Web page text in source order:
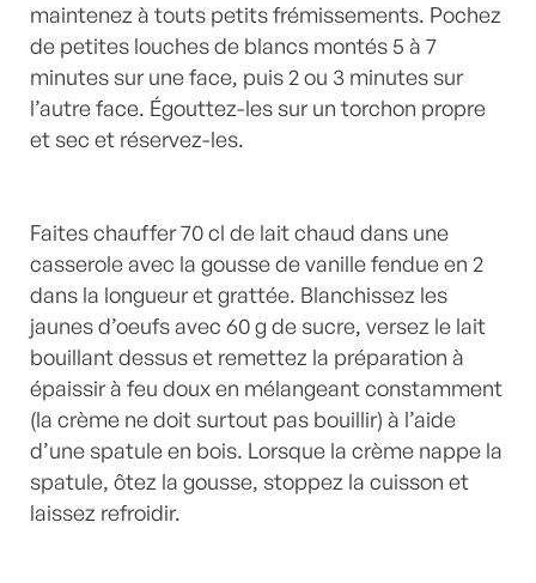
maintenez à touts petits frémissements. Pochez
de petites louches de blancs montés 5 à 7
minutes sur une face, puis 2 ou 3 minutes sur
l’autre face. Égouttez-les sur un torchon propre
et sec et réservez-les.
Faites chauffer 70 cl de lait chaud dans une
casserole avec la gousse de vanille fendue en 2
dans la longueur et grattée. Blanchissez les
jaunes d’oeufs avec 60 g de sucre, versez le lait
bouillant dessus et remettez la préparation à
épaissir à feu doux en mélangeant constamment
(la crème ne doit surtout pas bouillir) à l’aide
d’une spatule en bois. Lorsque la crème nappe la
spatule, ôtez la gousse, stoppez la cuisson et
laissez refroidir.